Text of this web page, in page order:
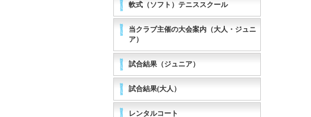
軟式（ソフト）テニススクール
当クラブ主催の大会案内（大人・ジュニ
ア）
試合結果（ジュニア）
試合結果(大人）
レンタルコート